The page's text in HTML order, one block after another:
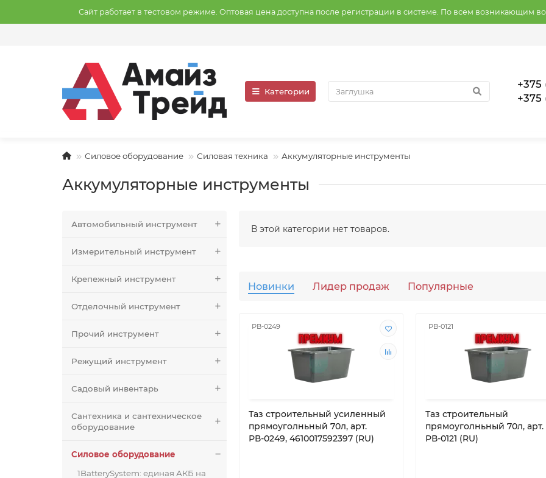
Сайт работает в тестовом режиме. Оптовая цена доступна после регистрации в системе. По всем возникающим
Категории
+375
+375
Силовое оборудование Силовая техника Аккумуляторные инструменты
Аккумуляторные инструменты
Автомобильный инструмент
Измерительный инструмент
Крепежный инструмент
Отделочный инструмент
Прочий инструмент
Режущий инструмент
Садовый инвентарь
Сантехника и сантехническое
оборудование
Силовое оборудование
1BatterySystem: единая АКБ на
В этой категории нет товаров.
Новинки Лидер продаж Популярные
РВ-0249
Таз строительный усиленный
прямоуголньный 70л, арт.
РВ-0249, 4610017592397 (RU)
РВ-0121
Таз строительный
прямоуголньный 70л, арт.
РВ-0121 (RU)